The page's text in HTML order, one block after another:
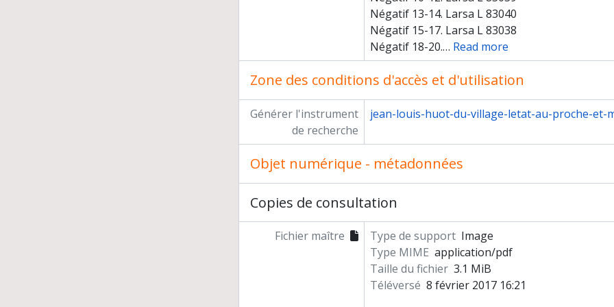
Négatif 13-14. Larsa L 83040
Négatif 15-17. Larsa L 83038
Négatif 18-20.… Read more
Zone des conditions d'accès et d'utilisation
Générer l'instrument
de recherche
jean-louis-huot-du-village-letat-au-proche-et-
Objet numérique - métadonnées
Copies de consultation
Fichier maître Type de support Image
Type MIME application/pdf
Taille du fichier 3.1 MiB
Téléversé 8 février 2017 16:21